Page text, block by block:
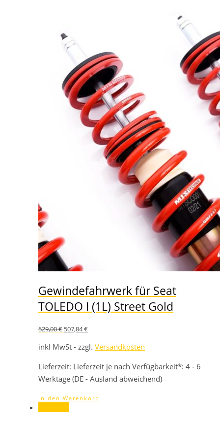
Gewindefahrwerk für Seat
TOLEDO I (1L) Street Gold
529,00€ Ursprünglicher
war:
529,00 €
507,84€Aktueller
ist:
507,84 €.
inkl MwSt - zzgl. Versandkosten
Lieferzeit: Lieferzeit je nach Verfügbarkeit*: 4 - 6
Werktage (DE - Ausland abweichend)
In den Warenkorb